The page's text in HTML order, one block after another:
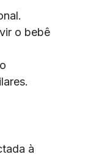
o bebê
à